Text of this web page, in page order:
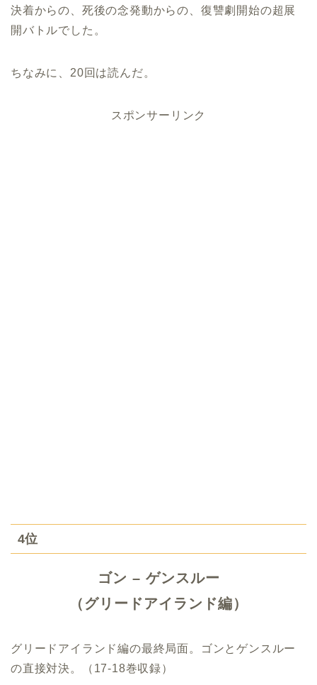
決着からの、死後の念発動からの、復讐劇開始の超展
開バトルでした。
ちなみに、20回は読んだ。
スポンサーリンク
4位
ゴン – ゲンスルー
（グリードアイランド編）
グリードアイランド編の最終局面。ゴンとゲンスルー
の直接対決。（17-18巻収録）